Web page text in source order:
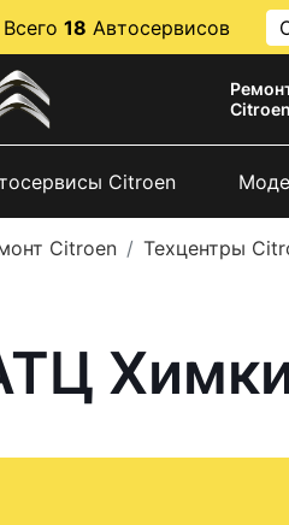
Всего 18 Автосервисов
Citroen
Citroen Техцентры